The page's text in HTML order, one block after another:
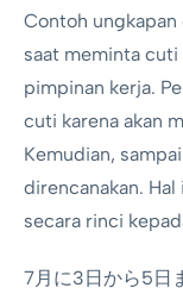
Contoh ungkapan
saat meminta cuti
pimpinan kerja.
cuti karena akan
Kemudian,
direncanakan.
secara rinci
7月に3日から5日